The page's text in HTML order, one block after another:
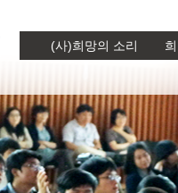
(사)희망의 소리